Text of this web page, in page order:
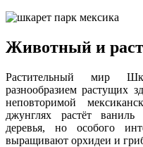
Животный и
Растительный мир
разнообразием растущих
неповторимой
джунглях растёт
деревья, но особого
выращивают орхидеи и